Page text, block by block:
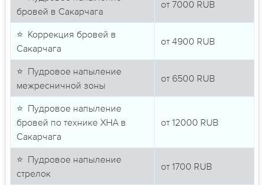
бровей в Сакарчага
от 7000 RUB
⭐ Коррекция бровей в
Сакарчага
от 4900 RUB
⭐ Пудровое напыление
межресничной зоны
от 6500 RUB
⭐ Пудровое напыление
бровей по технике ХНА в
Сакарчага
от 12000 RUB
⭐ Пудровое напыление
стрелок
от 1700 RUB